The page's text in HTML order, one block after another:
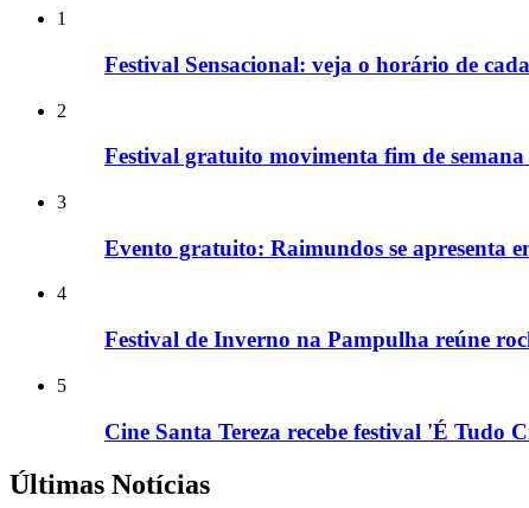
1
Festival Sensacional: veja o horário de
2
Festival gratuito movimenta fim de
3
Evento gratuito: Raimundos se apresenta
4
Festival de Inverno na Pampulha reúne
5
Cine Santa Tereza recebe festival 'É
Últimas Notícias